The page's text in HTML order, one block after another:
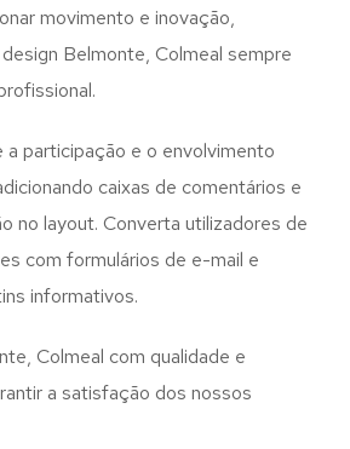
movimento e inovação,
Belmonte, Colmeal sempre
participação e o envolvimento
caixas de comentários e
no layout. Converta utilizadores de
com formulários de e-mail e
informativos.
Colmeal com qualidade e
a satisfação dos nossos